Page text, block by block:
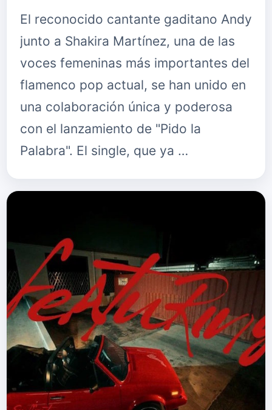
El reconocido cantante gaditano Andy
junto a Shakira Martínez, una de las
voces femeninas más importantes del
flamenco pop actual, se han unido en
una colaboración única y poderosa
con el lanzamiento de "Pido la
Palabra". El single, que ya …